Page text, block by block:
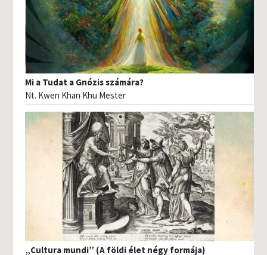
Mi a Tudat a Gnózis számára?
Nt. Kwen Khan Khu Mester
„Cultura mundi” (A földi élet négy formája)